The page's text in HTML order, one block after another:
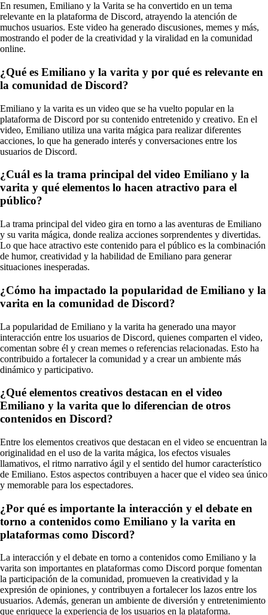
En resumen, Emiliano y la Varita se ha convertido en un tema
relevante en la plataforma de Discord, atrayendo la atención de
muchos usuarios. Este video ha generado discusiones, memes y más,
mostrando el poder de la creatividad y la viralidad en la comunidad
online.
¿Qué es Emiliano y la varita y por qué es relevante en
la comunidad de Discord?
Emiliano y la varita es un video que se ha vuelto popular en la
plataforma de Discord por su contenido entretenido y creativo. En el
video, Emiliano utiliza una varita mágica para realizar diferentes
acciones, lo que ha generado interés y conversaciones entre los
usuarios de Discord.
¿Cuál es la trama principal del video Emiliano y la
varita y qué elementos lo hacen atractivo para el
público?
La trama principal del video gira en torno a las aventuras de Emiliano
y su varita mágica, donde realiza acciones sorprendentes y divertidas.
Lo que hace atractivo este contenido para el público es la combinación
de humor, creatividad y la habilidad de Emiliano para generar
situaciones inesperadas.
¿Cómo ha impactado la popularidad de Emiliano y la
varita en la comunidad de Discord?
La popularidad de Emiliano y la varita ha generado una mayor
interacción entre los usuarios de Discord, quienes comparten el video,
comentan sobre él y crean memes o referencias relacionadas. Esto ha
contribuido a fortalecer la comunidad y a crear un ambiente más
dinámico y participativo.
¿Qué elementos creativos destacan en el video
Emiliano y la varita que lo diferencian de otros
contenidos en Discord?
Entre los elementos creativos que destacan en el video se encuentran la
originalidad en el uso de la varita mágica, los efectos visuales
llamativos, el ritmo narrativo ágil y el sentido del humor característico
de Emiliano. Estos aspectos contribuyen a hacer que el video sea único
y memorable para los espectadores.
¿Por qué es importante la interacción y el debate en
torno a contenidos como Emiliano y la varita en
plataformas como Discord?
La interacción y el debate en torno a contenidos como Emiliano y la
varita son importantes en plataformas como Discord porque fomentan
la participación de la comunidad, promueven la creatividad y la
expresión de opiniones, y contribuyen a fortalecer los lazos entre los
usuarios. Además, generan un ambiente de diversión y entretenimiento
que enriquece la experiencia de los usuarios en la plataforma.